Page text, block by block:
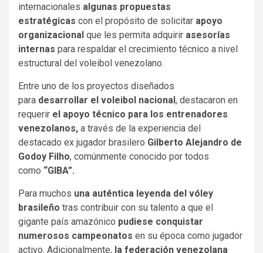
internacionales algunas propuestas
estratégicas con el propósito de solicitar apoyo
organizacional que les permita adquirir asesorías
internas para respaldar el crecimiento técnico a nivel
estructural del voleibol venezolano.
Entre uno de los proyectos diseñados
para desarrollar el voleibol nacional, destacaron en
requerir el apoyo técnico para los entrenadores
venezolanos, a través de la experiencia del
destacado ex jugador brasilero Gilberto Alejandro de
Godoy Filho, comúnmente conocido por todos
como “GIBA”.
Para muchos una auténtica leyenda del vóley
brasileño tras contribuir con su talento a que el
gigante país amazónico pudiese conquistar
numerosos campeonatos en su época como jugador
activo. Adicionalmente, la federación venezolana